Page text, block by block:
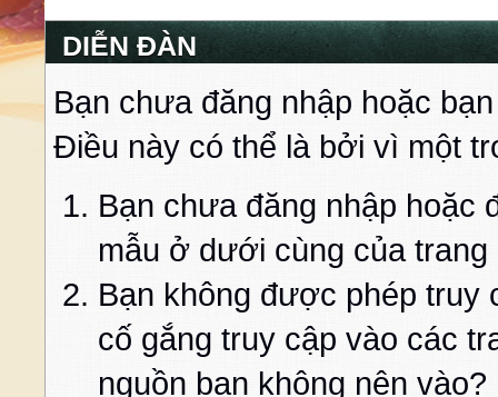
DIỄN ĐÀN
Bạn chưa đăng nhập hoặc
Điều này có thể là bởi vì một
Bạn chưa đăng nhập hoặc
mẫu ở dưới cùng của trang
Bạn không được phép truy
cố gắng truy cập vào các
nguồn bạn không nên